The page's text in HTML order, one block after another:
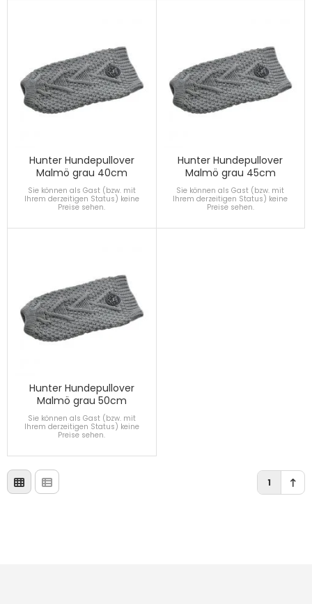
Hunter Hundepullover
Malmö grau 40cm
Sie können als Gast (bzw. mit
Ihrem derzeitigen Status) keine
Preise sehen.
Hunter Hundepullover
Malmö grau 45cm
Sie können als Gast (bzw. mit
Ihrem derzeitigen Status) keine
Preise sehen.
Hunter Hundepullover
Malmö grau 50cm
Sie können als Gast (bzw. mit
Ihrem derzeitigen Status) keine
Preise sehen.
1